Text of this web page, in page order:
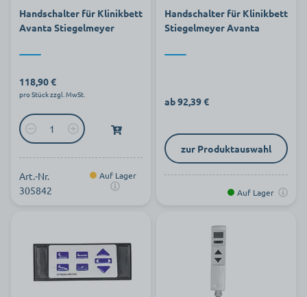
Handschalter für Klinikbett
Avanta Stiegelmeyer
118,90 €
pro Stück zzgl. MwSt.
Art.-Nr.
305842
Auf Lager
Handschalter für Klinikbett
Stiegelmeyer Avanta
ab 92,39 €
zur Produktauswahl
Auf Lager